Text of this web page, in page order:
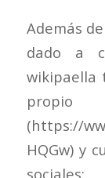
Además
dado a
wikipaella
(https://
HQGw) y